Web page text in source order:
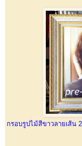
กรอบรูปไม้สีขาวลายเส้น